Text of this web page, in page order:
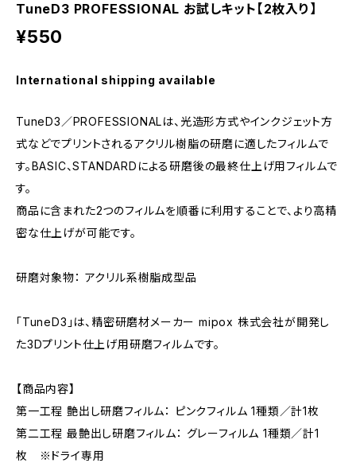
TuneD3 PROFESSIONAL お試しキット【2枚入り】
¥550
International shipping available
TuneD3／PROFESSIONALは、光造形方式やインクジェット方
式などでプリントされるアクリル樹脂の研磨に適したフィルムで
す。BASIC、STANDARDによる研磨後の最終仕上げ用フィルムで
す。
商品に含まれた2つのフィルムを順番に利用することで、より高精
密な仕上げが可能です。
研磨対象物： アクリル系樹脂成型品
「TuneD3」は、精密研磨材メーカー mipox 株式会社が開発し
た3Dプリント仕上げ用研磨フィルムです。
【商品内容】
第一工程 艶出し研磨フィルム： ピンクフィルム 1種類／計1枚
第二工程 最艶出し研磨フィルム： グレーフィルム 1種類／計1
枚 ※ドライ専用